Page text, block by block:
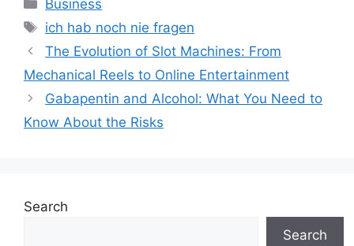
Business
Tags
ich hab noch nie fragen
The Evolution of Slot Machines: From
Mechanical Reels to Online Entertainment
Gabapentin and Alcohol: What You Need to
Know About the Risks
Search
Search